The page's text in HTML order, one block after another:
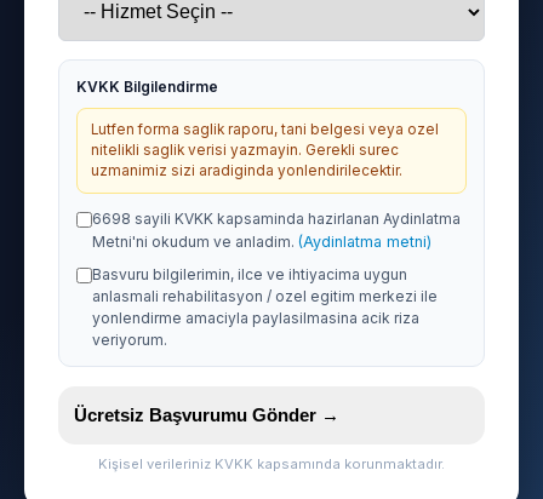
KVKK Bilgilendirme
Lutfen forma saglik raporu, tani belgesi veya ozel
nitelikli saglik verisi yazmayin. Gerekli surec
uzmanimiz sizi aradiginda yonlendirilecektir.
6698 sayili KVKK kapsaminda hazirlanan Aydinlatma
Metni'ni okudum ve anladim. (Aydinlatma metni)
Basvuru bilgilerimin, ilce ve ihtiyacima uygun
anlasmali rehabilitasyon / ozel egitim merkezi ile
yonlendirme amaciyla paylasilmasina acik riza
veriyorum.
Ücretsiz Başvurumu Gönder →
Kişisel verileriniz KVKK kapsamında korunmaktadır.